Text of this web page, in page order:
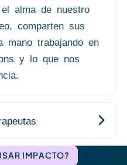
alma de nuestro
comparten sus
mano trabajando en
y lo que nos
IMPACTO?